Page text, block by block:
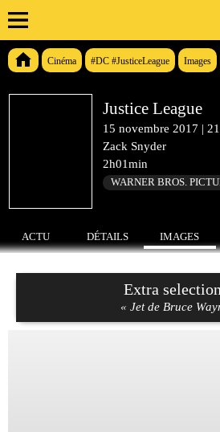
Cinéma #DC #JusticeLeague Images
Justice League
15 novembre 2017 |
Zack Snyder
2h01min
WARNER BROS.
ACTU DÉTAILS IMAGES
Extra
« Jet de Bruce